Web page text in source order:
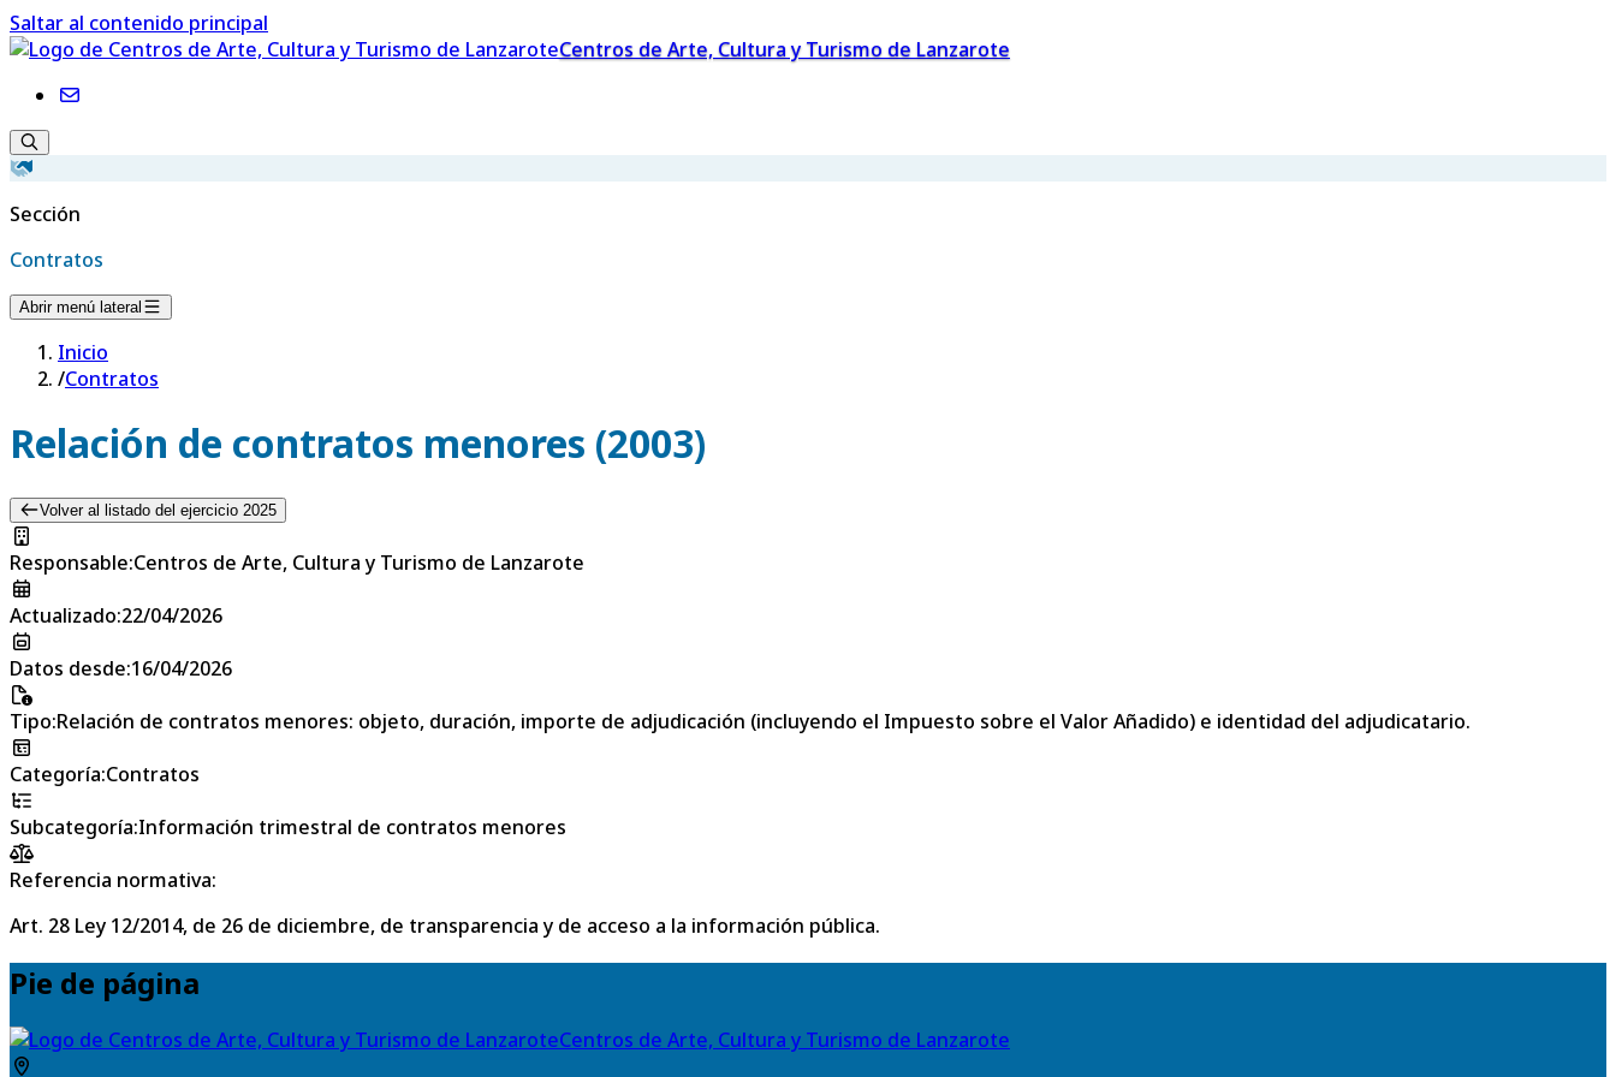
Saltar al contenido principal
Centros de Arte, Cultura y Turismo de Lanzarote
Sección
Contratos
Abrir menú lateral
Inicio
/Contratos
Relación de contratos menores (2003)
Volver al listado del ejercicio 2025
Responsable:Centros de Arte, Cultura y Turismo de Lanzarote
Actualizado:22/04/2026
Datos desde:16/04/2026
Tipo:Relación de contratos menores: objeto, duración, importe de adjudicación (incluyendo el Impuesto sobre el Valor Añadido) e identidad del adjudicatario.
Categoría:Contratos
Subcategoría:Información trimestral de contratos menores
Referencia normativa:
Art. 28 Ley 12/2014, de 26 de diciembre, de transparencia y de acceso a la información pública.
Pie de página
Centros de Arte, Cultura y Turismo de Lanzarote